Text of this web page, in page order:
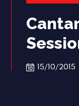
15/10/2015